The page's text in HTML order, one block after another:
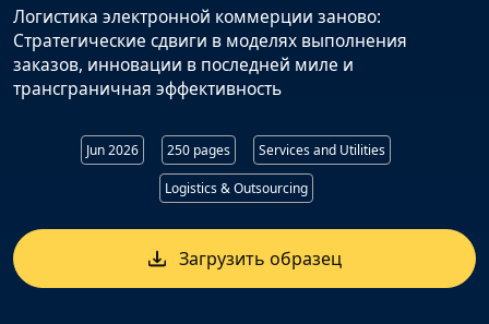
Логистика электронной коммерции заново:
Стратегические сдвиги в моделях выполнения
заказов, инновации в последней миле и
трансграничная эффективность
Jun 2026 250 pages Services and Utilities
Logistics & Outsourcing
Загрузить образец